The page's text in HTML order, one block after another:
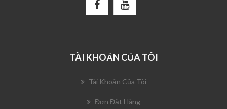
TÀI KHOẢN CỦA TÔI
Tài Khoản Của Tôi
Đơn Đặt Hàng